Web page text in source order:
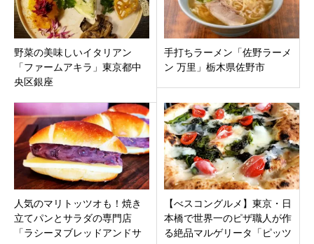
野菜の美味しいイタリアン
「ファームアキラ」東京都中
央区銀座
手打ちラーメン「佐野ラーメ
ン 万里」栃木県佐野市
人気のマリトッツオも！焼き
立てパンとサラダの専門店
「ラシーヌブレッドアンドサ
【べスコングルメ】東京・日
本橋で世界一のピザ職人が作
る絶品マルゲリータ「ピッツ